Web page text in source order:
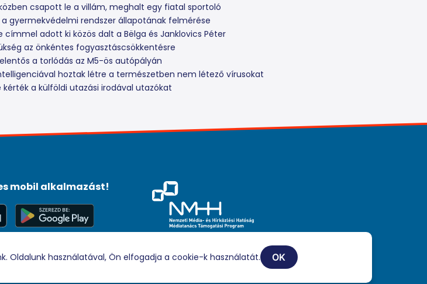
csapott le a villám, meghalt egy fiatal sportoló
gyermekvédelmi rendszer állapotának felmérése
címmel adott ki közös dalt a Bëlga és Janklovics Péter
az önkéntes fogyasztáscsökkentésre
a torlódás az M5-ös autópályán
hoztak létre a természetben nem létező vírusokat
kérték a külföldi utazási irodával utazókat
mobil alkalmazást!
Támogatási Program keretében támogatja.
Oldalunk használatával, Ön elfogadja a cookie-k használatát. OK